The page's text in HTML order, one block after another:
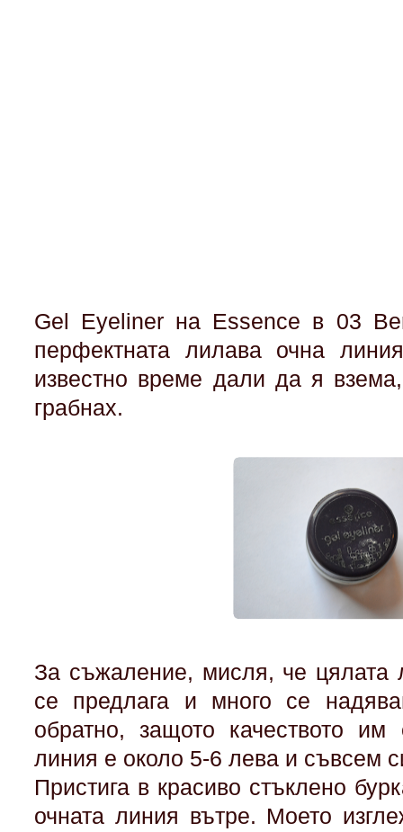
Gel Eyeliner на Essence в 03
перфектната лилава очна
известно време дали да я
грабнах.
За съжаление, мисля, че цялата
се предлага и много се
обратно, защото качеството
линия е около 5-6 лева и съвсем
Пристига в красиво стъклено
очната линия вътре. Моето